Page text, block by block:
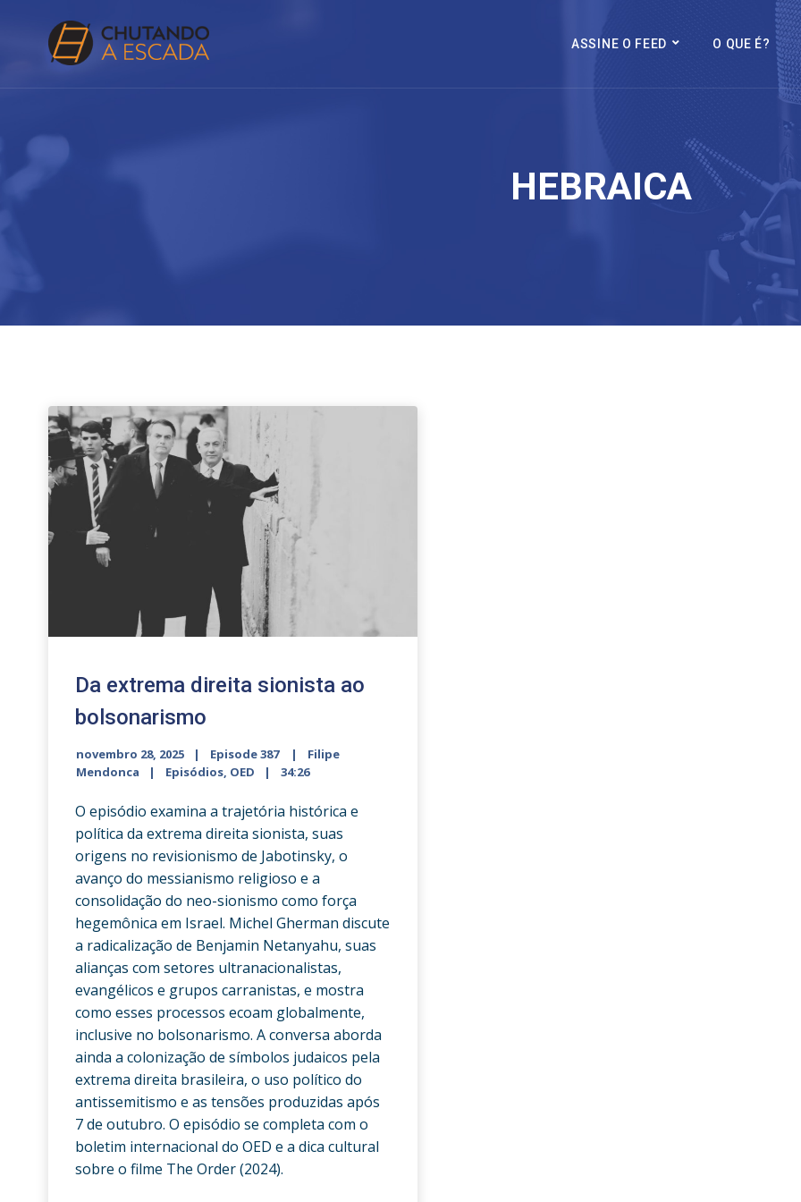
ASSINE O FEED O QUE É?
HEBRAICA
Da extrema direita sionista ao
bolsonarismo
novembro 28, 2025 Episode 387
Filipe
Mendonca
Episódios, OED 34:26
O episódio examina a trajetória histórica e
política da extrema direita sionista, suas
origens no revisionismo de Jabotinsky, o
avanço do messianismo religioso e a
consolidação do neo-sionismo como força
hegemônica em Israel. Michel Gherman discute
a radicalização de Benjamin Netanyahu, suas
alianças com setores ultranacionalistas,
evangélicos e grupos carranistas, e mostra
como esses processos ecoam globalmente,
inclusive no bolsonarismo. A conversa aborda
ainda a colonização de símbolos judaicos pela
extrema direita brasileira, o uso político do
antissemitismo e as tensões produzidas após
7 de outubro. O episódio se completa com o
boletim internacional do OED e a dica cultural
sobre o filme The Order (2024).